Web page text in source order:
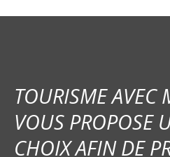
i
n
d
e
TOURISME AVEC
VOUS PROPOSE
CHOIX AFIN DE